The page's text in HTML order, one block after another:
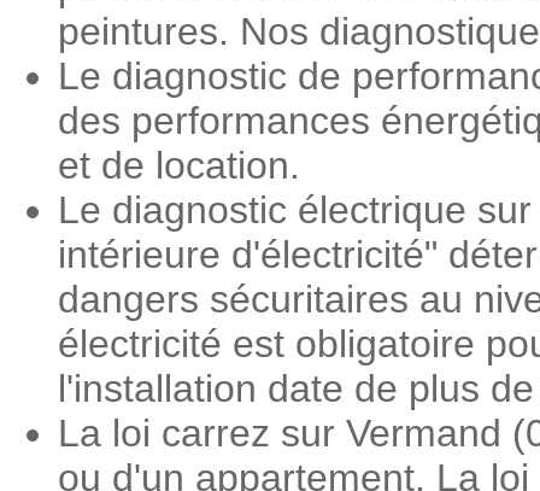
peintures. Nos
Le diagnostic de
des performances
et de location.
Le diagnostic électrique
intérieure d'électricité"
dangers sécuritaires au
électricité est obligatoire
l'installation date de plus
La loi carrez sur Vermand
ou d'un appartement. La